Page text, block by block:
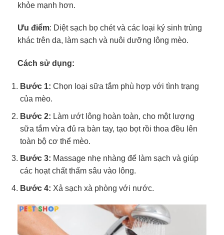
khỏe mạnh hơn.
Ưu điểm: Diệt sạch bọ chét và các loại ký sinh trùng
khác trên da, làm sạch và nuôi dưỡng lông mèo.
Cách sử dụng:
Bước 1: Chọn loại sữa tắm phù hợp với tình trạng
của mèo.
Bước 2: Làm ướt lông hoàn toàn, cho một lượng
sữa tắm vừa đủ ra bàn tay, tạo bọt rồi thoa đều lên
toàn bộ cơ thể mèo.
Bước 3: Massage nhẹ nhàng để làm sạch và giúp
các hoạt chất thấm sâu vào lông.
Bước 4: Xả sạch xà phòng với nước.